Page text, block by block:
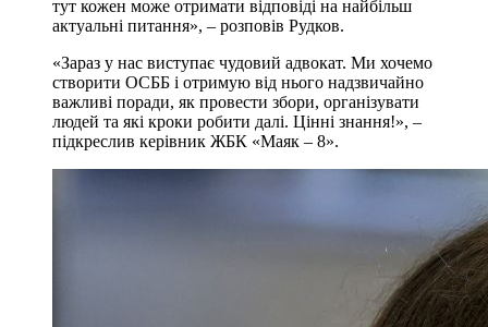
тут кожен може отримати відповіді на найбільш
актуальні питання», – розповів Рудков.
«Зараз у нас виступає чудовий адвокат. Ми хочемо
створити ОСББ і отримую від нього надзвичайно
важливі поради, як провести збори, організувати
людей та які кроки робити далі. Цінні знання!», –
підкреслив керівник ЖБК «Маяк – 8».